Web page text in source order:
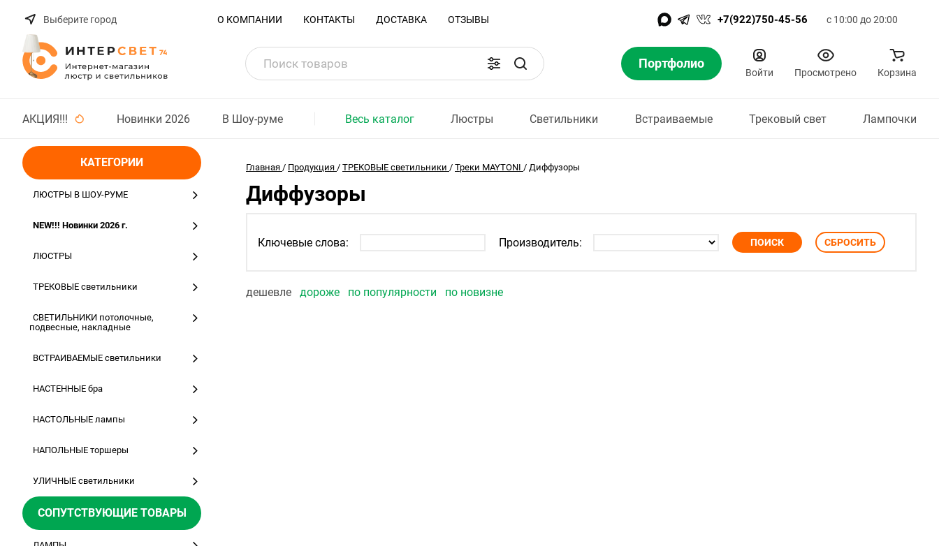
Выберите город О КОМПАНИИ КОНТАКТЫ ДОСТАВКА ОТЗЫВЫ +7(922)750-45-56 с 10:00 до 20:00
Портфолио
Войти Просмотрено Корзина
АКЦИЯ!!! Новинки 2026 В Шоу-руме Весь каталог Люстры Светильники Встраиваемые Трековый свет Лампочки
КАТЕГОРИИ
ЛЮСТРЫ В ШОУ-РУМЕ
NEW!!! Новинки 2026 г.
ЛЮСТРЫ
ТРЕКОВЫЕ светильники
СВЕТИЛЬНИКИ потолочные,
подвесные, накладные
ВСТРАИВАЕМЫЕ светильники
НАСТЕННЫЕ бра
НАСТОЛЬНЫЕ лампы
НАПОЛЬНЫЕ торшеры
УЛИЧНЫЕ светильники
СОПУТСТВУЮЩИЕ ТОВАРЫ
Главная / Продукция / ТРЕКОВЫЕ светильники / Треки MAYTONI / Диффузоры
Диффузоры
Ключевые слова: Производитель:
дешевле дороже по популярности по новизне